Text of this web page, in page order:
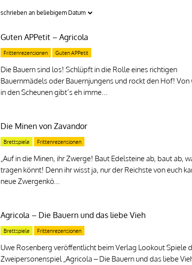
Guten APPetit – Agricola
Frittenrezensionen Guten APPetit
Die Bauern sind los! Schlüpft in die Rolle eines richtigen
Bauernmädels oder Bauernjungens und rockt den Hof! Von
in den Scheunen gibt’s eh imme...
Die Minen von Zavandor
Brettspiele Frittenrezensionen
„Auf in die Minen, ihr Zwerge! Baut Edelsteine ab, baut ab,
tragen könnt! Denn ihr wisst ja, nur der Reichste von euch
neue Zwergenkö...
Agricola – Die Bauern und das liebe Vieh
Brettspiele Frittenrezensionen
Uwe Rosenberg veröffentlicht beim Verlag Lookout Spiele
Zweipersonenspiel „Agricola – Die Bauern und das liebe